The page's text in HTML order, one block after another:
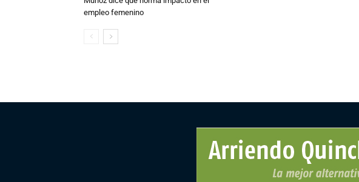
empleo femenino